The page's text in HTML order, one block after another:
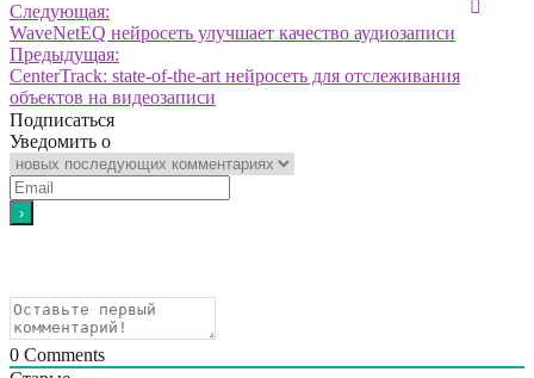
Следующая:
WaveNetEQ нейросеть улучшает качество аудиозаписи
Предыдущая:
CenterTrack: state-of-the-art нейросеть для отслеживания
объектов на видеозаписи
Подписаться
Уведомить о
0 Comments